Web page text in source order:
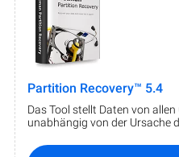
Partition Recovery™ 5.4
Das Tool stellt Daten von
unabhängig von der Ursache